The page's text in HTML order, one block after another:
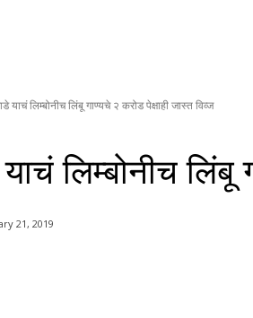
याचं लिम्बोनीच लिंबू गाण्यचे २ करोड पेक्षाही जास्त विव्ज
याचं लिम्बोनीच
21, 2019